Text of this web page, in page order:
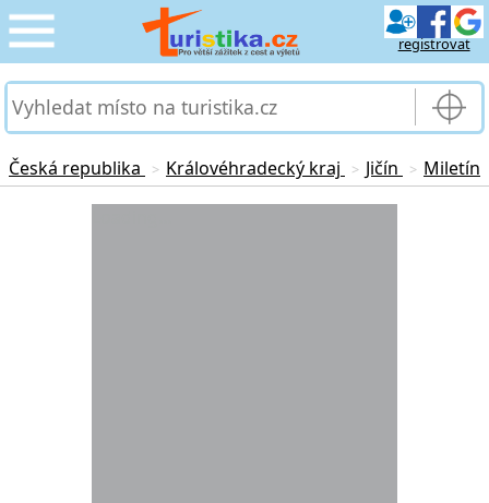
registrovat
CESTOVÁNÍ
SLUŽBY & DOPRAVA
PRO TURISTY
Česká republika > Královéhradecký kraj > Jičín > Miletín